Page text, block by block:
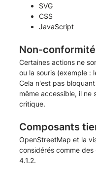
SVG
CSS
JavaScript
Non-conformité
Certaines actions ne
ou la souris (exemple :
Cela n'est pas
même accessible, il
critique.
Composants
OpenStreetMap et la
considérés comme des
4.1.2.